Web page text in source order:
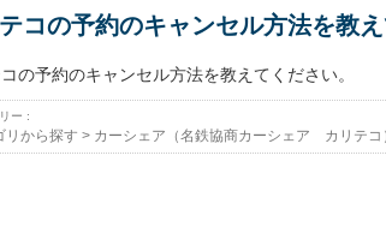
コの予約のキャンセル方法を教え
の予約のキャンセル方法を教えてください。
ー :
リから探す > カーシェア（名鉄協商カーシェア カリテコ